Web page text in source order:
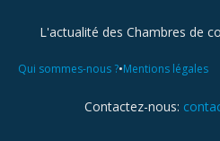
L'actualité des Chambres de
Qui sommes-nous ?•Mentions légales
Contactez-nous: